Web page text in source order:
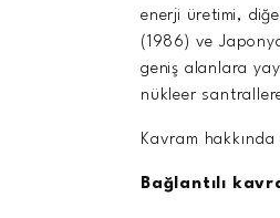
enerji üretimi,
(1986) ve
geniş alanlara
nükleer
Kavram
Bağlantılı